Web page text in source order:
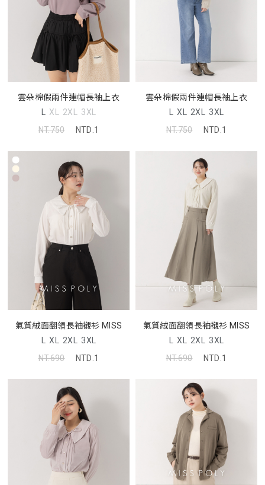
雲朵棉假兩件連帽長袖上衣
L XL 2XL 3XL
NT.750
NTD.1
雲朵棉假兩件連帽長袖上衣
L XL 2XL 3XL
NT.750
NTD.1
氣質絨面翻領長袖襯衫 MISS
L XL 2XL 3XL
NT.690
NTD.1
氣質絨面翻領長袖襯衫 MISS
L XL 2XL 3XL
NT.690
NTD.1